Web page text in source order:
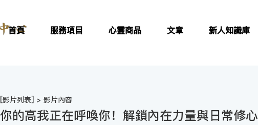
首頁 服務項目 心靈商品 文章 新人知識庫
[影片列表] > 影片內容
你的高我正在呼喚你！解鎖內在力量與日常修心